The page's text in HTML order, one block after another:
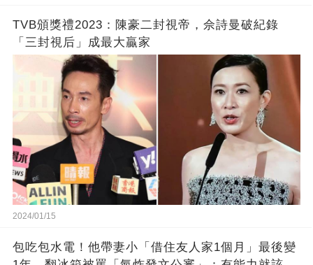
TVB頒獎禮2023：陳豪二封視帝，佘詩曼破紀錄
「三封視后」成最大贏家
2024/01/15
包吃包水電！他帶妻小「借住友人家1個月」最後變